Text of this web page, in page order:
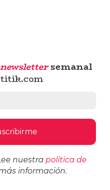
newslettersemanal
nuestra política de
información.